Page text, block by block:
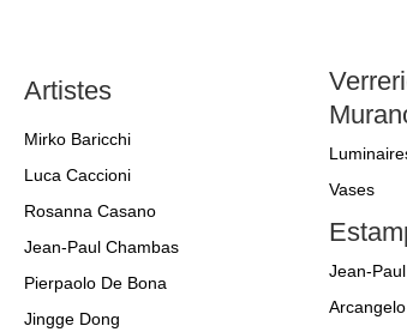
Artistes
Mirko Baricchi
Luca Caccioni
Rosanna Casano
Jean-Paul Chambas
Pierpaolo De Bona
Jingge Dong
Vases
Jean-
Arcangelo